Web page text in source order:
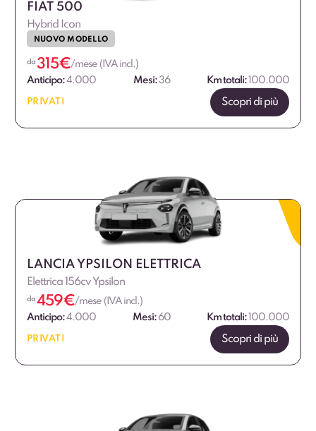
FIAT 500
Hybrid Icon
NUOVO MODELLO
da 315€/mese (IVA incl.)
Anticipo:4.000 Mesi:36 Km totali: 100.000
PRIVATI Scopri di più
LANCIA YPSILON ELETTRICA
Elettrica 156cv Ypsilon
da 459€/mese (IVA incl.)
Anticipo:4.000 Mesi: 60 Km totali: 100.000
PRIVATI Scopri di più